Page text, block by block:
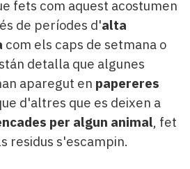
fets com aquest acostumen
de períodes d'alta
com els caps de setmana o
detalla que algunes
aparegut en papereres
d'altres que es deixen a
per algun animal, fet
residus s'escampin.